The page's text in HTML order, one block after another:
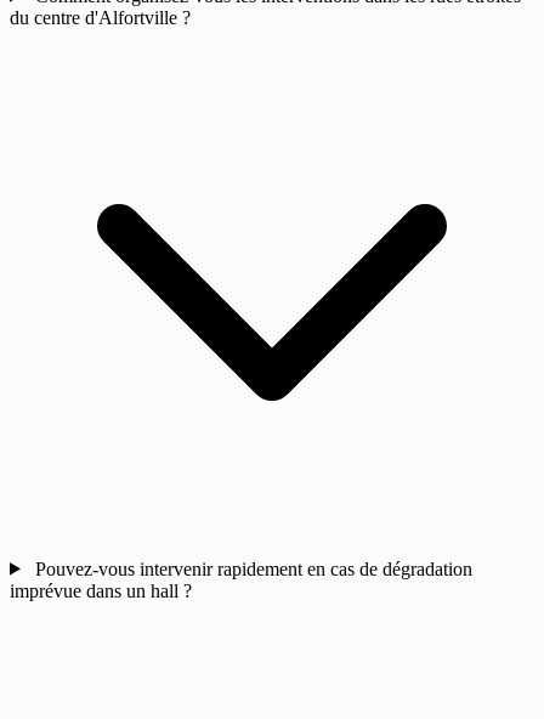
du centre d'Alfortville ?
Pouvez-vous intervenir rapidement en cas de dégradation
imprévue dans un hall ?